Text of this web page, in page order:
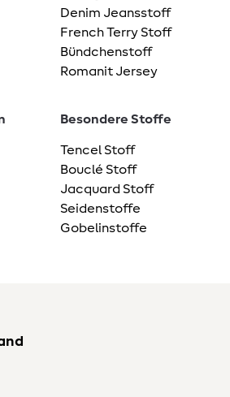
Denim Jeansstoff
French Terry Stoff
Bündchenstoff
Romanit Jersey
Besondere Stoffe
Tencel Stoff
Bouclé Stoff
Jacquard Stoff
Seidenstoffe
Gobelinstoffe